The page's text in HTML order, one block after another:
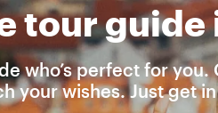
tour guide
who’s perfect for
your wishes. Just get